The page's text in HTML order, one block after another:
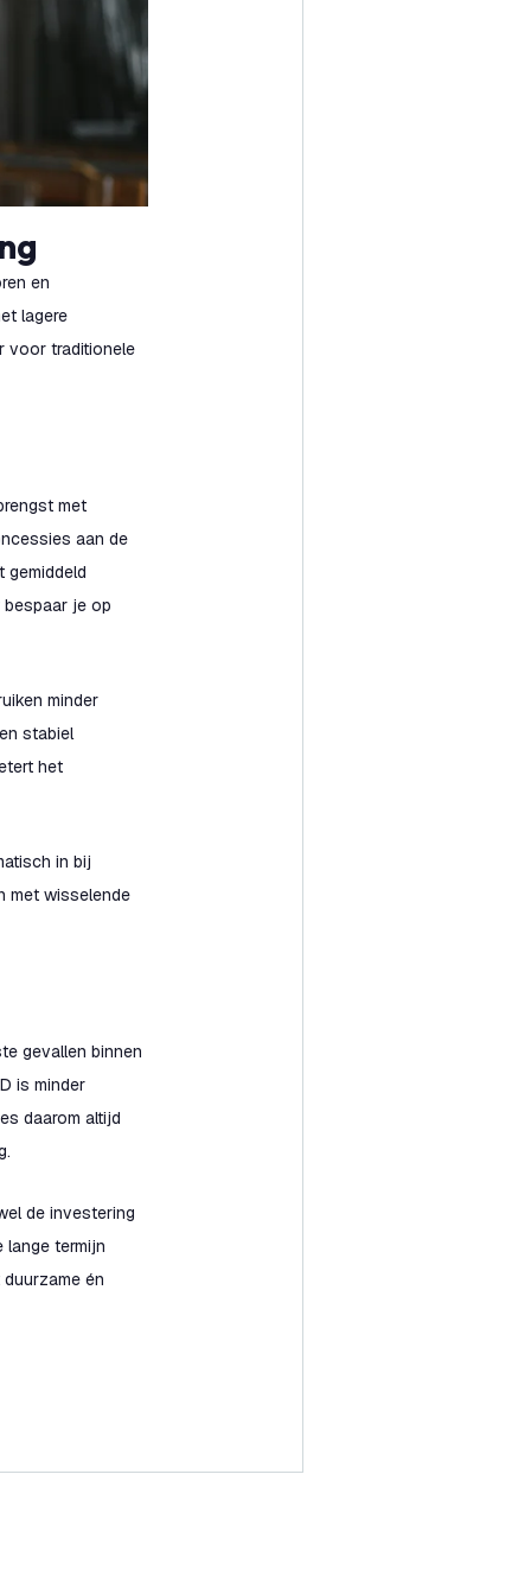
en
lagere
voor traditionele
met
aan de
gemiddeld
je op
minder
stabiel
het
in bij
met wisselende
gevallen binnen
is minder
daarom altijd
de investering
lange termijn
én